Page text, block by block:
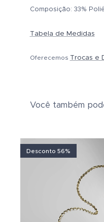
Composição: 33%
Tabela de Medidas
Oferecemos Trocas e
Você também
Desconto 56%